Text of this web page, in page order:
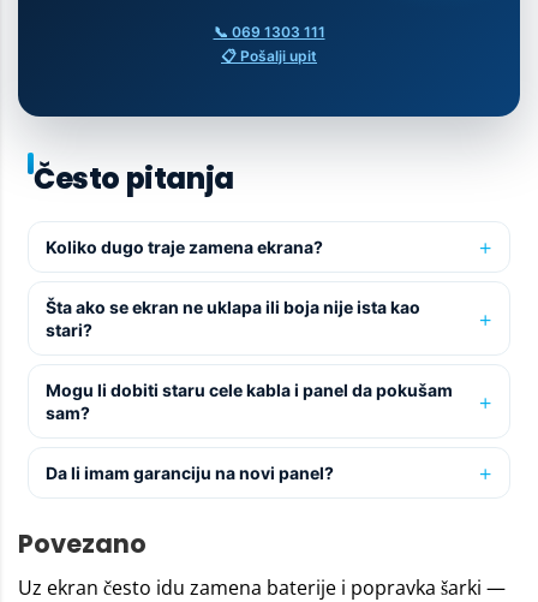
📞 069 1303 111
📋 Pošalji upit
Često pitanja
Koliko dugo traje zamena ekrana?
Šta ako se ekran ne uklapa ili boja nije ista kao
stari?
Mogu li dobiti staru cele kabla i panel da pokušam
sam?
Da li imam garanciju na novi panel?
Povezano
Uz ekran često idu zamena baterije i popravka šarki —